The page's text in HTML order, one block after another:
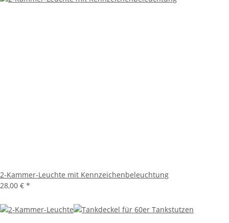
2-Kammer-Leuchte mit Kennzeichenbeleuchtung
28,00 € *